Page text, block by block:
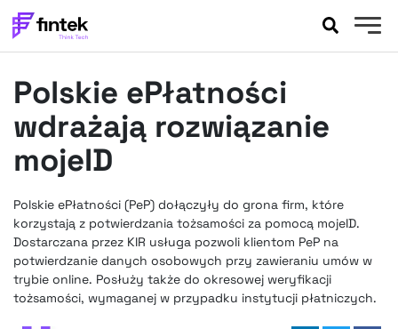
BANKOWOŚĆ
EVENTY
FELIETONY
WYWIADY
PODCASTY
FINTEKEXTRA
OKIEM EKSPERTA
Polskie ePłatności
wdrażają rozwiązanie
mojeID
Polskie ePłatności (PeP) dołączyły do grona firm, które
korzystają z potwierdzania tożsamości za pomocą mojeID.
Dostarczana przez KIR usługa pozwoli klientom PeP na
potwierdzanie danych osobowych przy zawieraniu umów w
trybie online. Posłuży także do okresowej weryfikacji
tożsamości, wymaganej w przypadku instytucji płatniczych.